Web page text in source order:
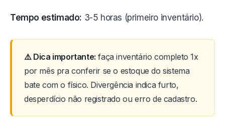
Tempo estimado: 3-5 horas (primeiro inventário).
⚠️ Dica importante: faça inventário completo 1x
por mês pra conferir se o estoque do sistema
bate com o físico. Divergência indica furto,
desperdício não registrado ou erro de cadastro.